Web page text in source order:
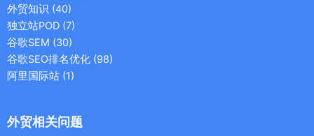
外贸知识 (40)
独立站POD (7)
谷歌SEM (30)
谷歌SEO排名优化 (98)
阿里国际站 (1)
外贸相关问题